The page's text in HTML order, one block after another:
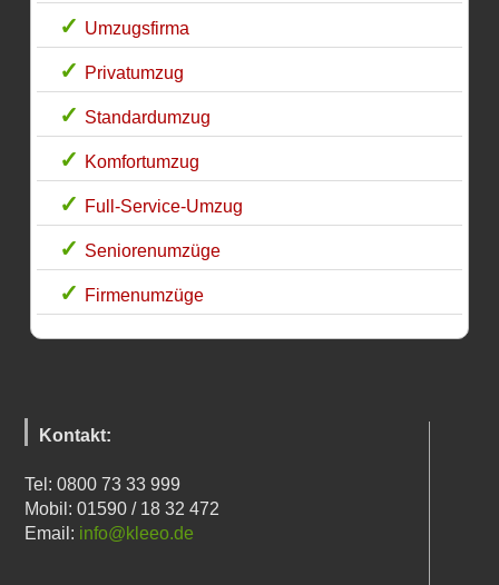
Umzugsfirma
Privatumzug
Standardumzug
Komfortumzug
Full-Service-Umzug
Seniorenumzüge
Firmenumzüge
Kontakt:
Tel: 0800 73 33 999
Mobil: 01590 / 18 32 472
Email: info@kleeo.de